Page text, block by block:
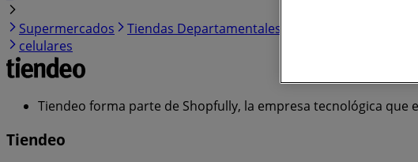
Supermercados
Tiendas Departamentales
celulares
Tiendeo forma parte de Shopfully, la empresa tecnológica
Tiendeo